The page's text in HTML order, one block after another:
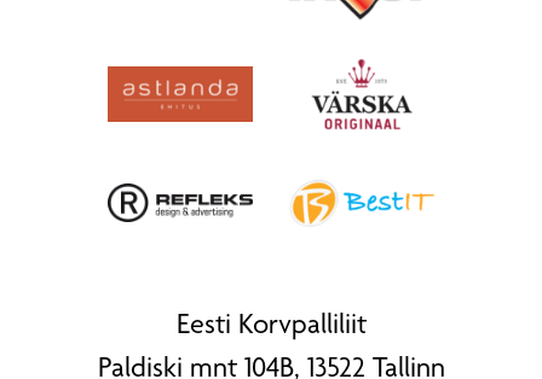
Eesti Korvpalliliit
Paldiski mnt 104B, 13522 Tallinn